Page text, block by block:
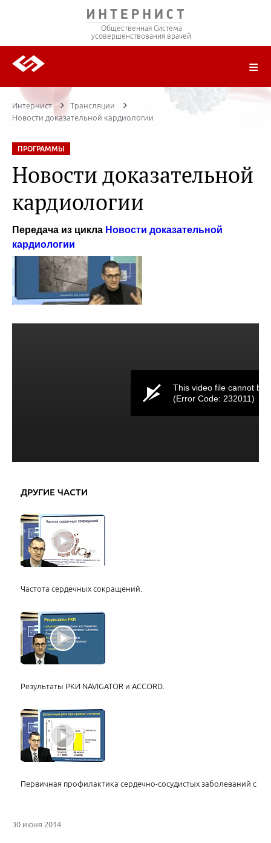
Общественная Система
усовершенствования врачей
ЦИКЛЫ ПЕРЕДАЧ
Интернист
Трансляции
Новости доказательной кардиологии
ПРОГРАММЫ
Новости доказательной
кардиологии
Передача из цикла Новости доказательной
кардиологии
This video file cannot be
(Error Code: 232011)
ДРУГИЕ ЧАСТИ
Частота сердечных сокращений.
Результаты РКИ NAVIGATOR и ACCORD.
Первичная профилактика сердечно-сосудистых заболеваний с
30 июня 2014